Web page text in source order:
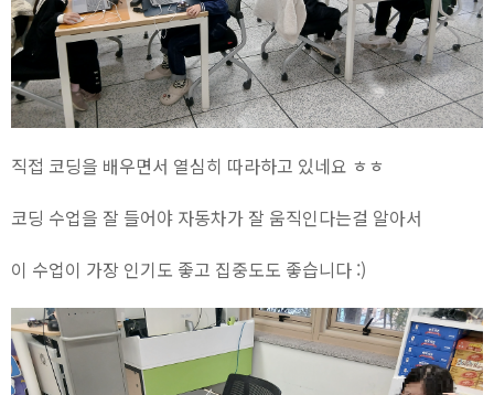
직접 코딩을 배우면서 열심히 따라하고 있네요 ㅎㅎ
코딩 수업을 잘 들어야 자동차가 잘 움직인다는걸 알아서
이 수업이 가장 인기도 좋고 집중도도 좋습니다 :)